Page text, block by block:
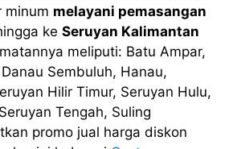
minum melayani pemasangan
ke Seruyan Kalimantan
meliputi: Batu Ampar,
Sembuluh, Hanau,
Hilir Timur, Seruyan Hulu,
Tengah, Suling
promo jual harga diskon